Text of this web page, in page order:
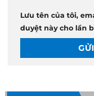
Lưu tên của tôi,
duyệt này cho lần